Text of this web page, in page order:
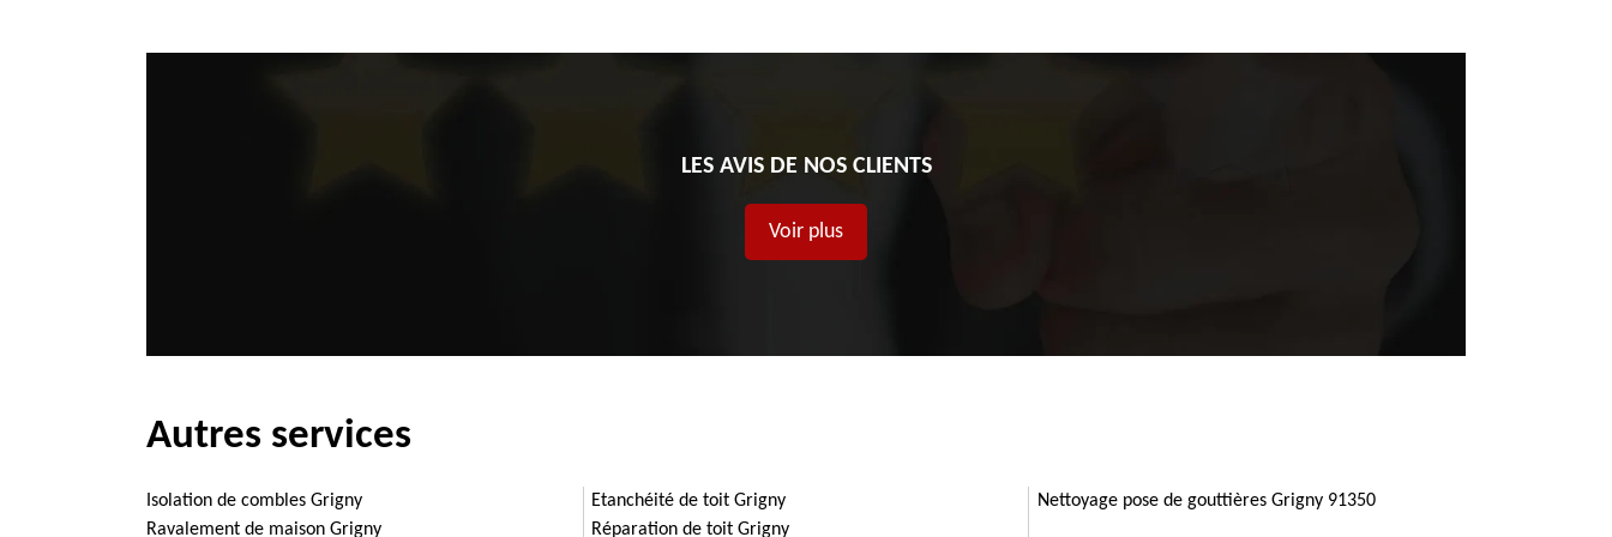
LES AVIS DE NOS CLIENTS
Voir plus
Autres services
Isolation de combles Grigny
Ravalement de maison Grigny
Etanchéité de toit Grigny
Réparation de toit Grigny
Nettoyage pose de gouttières Grigny 91350